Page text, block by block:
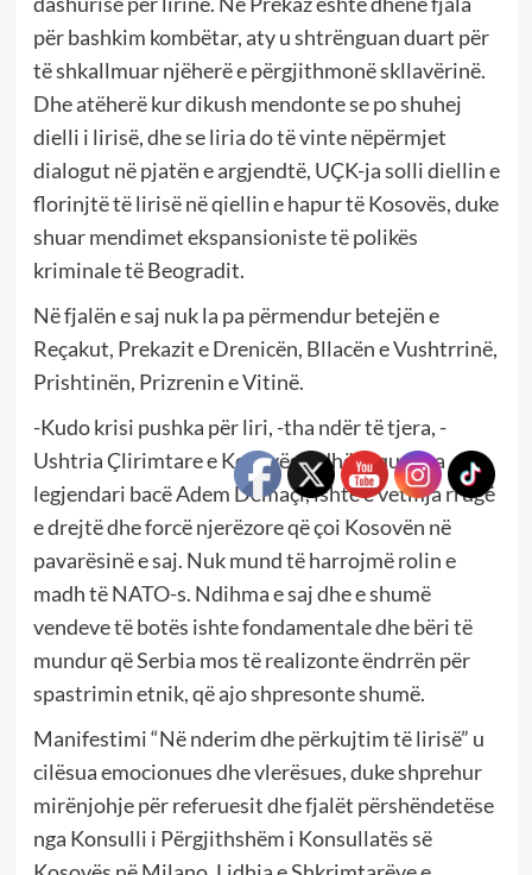
për bashkim kombëtar, aty u shtrënguan duart për
të shkallmuar njëherë e përgjithmonë skllavërinë.
Dhe atëherë kur dikush mendonte se po shuhej
dielli i lirisë, dhe se liria do të vinte nëpërmjet
dialogut në pjatën e argjendtë, UÇK-ja solli diellin e
florinjtë të lirisë në qiellin e hapur të Kosovës, duke
shuar mendimet ekspansioniste të polikës
kriminale të Beogradit.
Në fjalën e saj nuk la pa përmendur betejën e
Reçakut, Prekazit e Drenicën, Bllacën e Vushtrrinë,
Prishtinën, Prizrenin e Vitinë.
-Kudo krisi pushka për liri, -tha ndër të tjera, -
Ushtria Çlirimtare e Kosovës, udhëhequr nga
legjendari bacë Adem Demaçi, ishte e vetmja rrugë
e drejtë dhe forcë njerëzore që çoi Kosovën në
pavarësinë e saj. Nuk mund të harrojmë rolin e
madh të NATO-s. Ndihma e saj dhe e shumë
vendeve të botës ishte fondamentale dhe bëri të
mundur që Serbia mos të realizonte ëndrrën për
spastrimin etnik, që ajo shpresonte shumë.
Manifestimi “Në nderim dhe përkujtim të lirisë” u
cilësua emocionues dhe vlerësues, duke shprehur
mirënjohje për referuesit dhe fjalët përshëndetëse
nga Konsulli i Përgjithshëm i Konsullatës së